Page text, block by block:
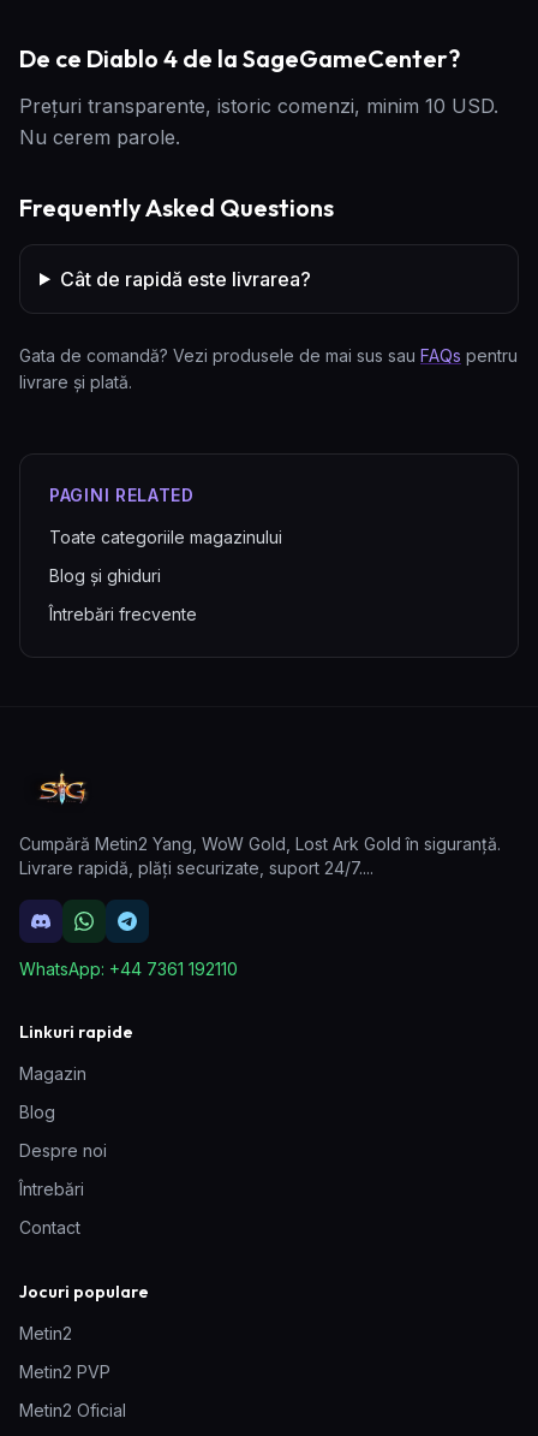
De ce Diablo 4 de la SageGameCenter?
Prețuri transparente, istoric comenzi, minim 10 USD.
Nu cerem parole.
Frequently Asked Questions
Cât de rapidă este livrarea?
Gata de comandă? Vezi produsele de mai sus sau FAQs pentru
livrare și plată.
PAGINI RELATED
Toate categoriile magazinului
Blog și ghiduri
Întrebări frecvente
Cumpără Metin2 Yang, WoW Gold, Lost Ark Gold în siguranță.
Livrare rapidă, plăți securizate, suport 24/7....
WhatsApp: +44 7361 192110
Linkuri rapide
Magazin
Blog
Despre noi
Întrebări
Contact
Jocuri populare
Metin2
Metin2 PVP
Metin2 Oficial